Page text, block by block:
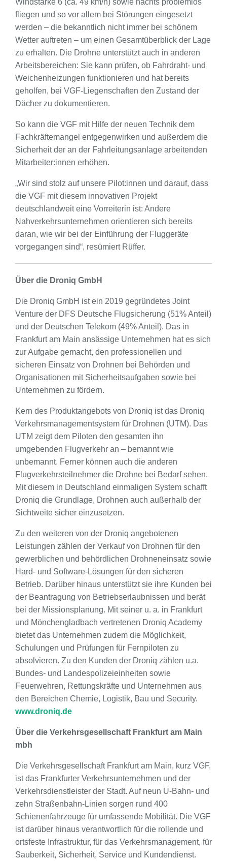
Windstärke 6 (ca. 49 km/h) sowie nachts problemlos
fliegen und so vor allem bei Störungen eingesetzt
werden – die bekanntlich nicht immer bei schönem
Wetter auftreten – um einen Gesamtüberblick der Lage
zu erhalten. Die Drohne unterstützt auch in anderen
Arbeitsbereichen: Sie kann prüfen, ob Fahrdraht- und
Weichenheizungen funktionieren und hat bereits
geholfen, bei VGF-Liegenschaften den Zustand der
Dächer zu dokumentieren.
So kann die VGF mit Hilfe der neuen Technik dem
Fachkräftemangel entgegenwirken und außerdem die
Sicherheit der an der Fahrleitungsanlage arbeitenden
Mitarbeiter:innen erhöhen.
„Wir sind stolz auf unsere Pilot:innen und darauf, dass
die VGF mit diesem innovativen Projekt
deutschlandweit eine Vorreiterin ist: Andere
Nahverkehrsunternehmen orientieren sich bereits
daran, wie wir bei der Einführung der Fluggeräte
vorgegangen sind“, resümiert Rüffer.
Über die Droniq GmbH
Die Droniq GmbH ist ein 2019 gegründetes Joint
Venture der DFS Deutsche Flugsicherung (51% Anteil)
und der Deutschen Telekom (49% Anteil). Das in
Frankfurt am Main ansässige Unternehmen hat es sich
zur Aufgabe gemacht, den professionellen und
sicheren Einsatz von Drohnen bei Behörden und
Organisationen mit Sicherheitsaufgaben sowie bei
Unternehmen zu fördern.
Kern des Produktangebots von Droniq ist das Droniq
Verkehrsmanagementsystem für Drohnen (UTM). Das
UTM zeigt dem Piloten den gesamten ihn
umgebenden Flugverkehr an – bemannt wie
unbemannt. Ferner können auch die anderen
Flugverkehrsteilnehmer die Drohne bei Bedarf sehen.
Mit diesem in Deutschland einmaligen System schafft
Droniq die Grundlage, Drohnen auch außerhalb der
Sichtweite sicher einzusetzen.
Zu den weiteren von der Droniq angebotenen
Leistungen zählen der Verkauf von Drohnen für den
gewerblichen und behördlichen Drohneneinsatz sowie
Hard- und Software-Lösungen für den sicheren
Betrieb. Darüber hinaus unterstützt sie ihre Kunden bei
der Beantragung von Betriebserlaubnissen und berät
bei der Missionsplanung. Mit seiner u. a. in Frankfurt
und Mönchengladbach vertretenen Droniq Academy
bietet das Unternehmen zudem die Möglichkeit,
Schulungen und Prüfungen für Fernpiloten zu
absolvieren. Zu den Kunden der Droniq zählen u.a.
Bundes- und Landespolizeieinheiten sowie
Feuerwehren, Rettungskräfte und Unternehmen aus
den Bereichen Chemie, Logistik, Bau und Security.
www.droniq.de
Über die Verkehrsgesellschaft Frankfurt am Main
mbh
Die Verkehrsgesellschaft Frankfurt am Main, kurz VGF,
ist das Frankfurter Verkehrsunternehmen und der
Verkehrsdienstleister der Stadt. Auf neun U-Bahn- und
zehn Straßenbahn-Linien sorgen rund 400
Schienenfahrzeuge für umfassende Mobilität. Die VGF
ist darüber hinaus verantwortlich für die rollende und
ortsfeste Infrastruktur, für das Verkehrsmanagement, für
Sauberkeit, Sicherheit, Service und Kundendienst.